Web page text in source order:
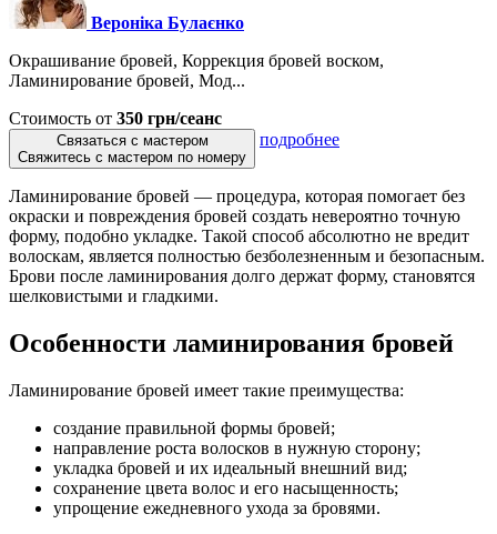
Вероніка Булаєнко
Окрашивание бровей, Коррекция бровей воском,
Ламинирование бровей, Мод...
Стоимость от 350 грн/сеанс
Связаться с мастером
Свяжитесь с мастером по номеру
подробнее
Ламинирование бровей — процедура, которая помогает без
окраски и повреждения бровей создать невероятно точную
форму, подобно укладке. Такой способ абсолютно не вредит
волоскам, является полностью безболезненным и безопасным.
Брови после ламинирования долго держат форму, становятся
шелковистыми и гладкими.
Особенности ламинирования бровей
Ламинирование бровей имеет такие преимущества:
создание правильной формы бровей;
направление роста волосков в нужную сторону;
укладка бровей и их идеальный внешний вид;
сохранение цвета волос и его насыщенность;
упрощение ежедневного ухода за бровями.